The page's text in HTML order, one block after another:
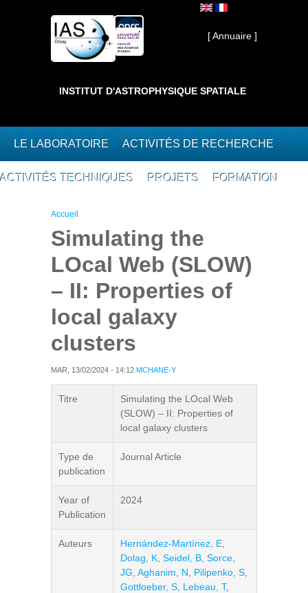
Interne ]
[ Annuaire ]
INSTITUT D'ASTROPHYSIQUE SPATIALE
LE LABORATOIRE ACTIVITÉS DE RECHERCHE
ACTIVITÉS TECHNIQUES PROJETS FORMATION
Vous êtes ici
Accueil
Simulating the
LOcal Web (SLOW)
– II: Properties of
local galaxy
clusters
MAR, 13/02/2024 - 14:12 MCHANE-Y
Titre
Simulating the LOcal Web
(SLOW) – II: Properties of
local galaxy clusters
Type de
publication
Journal Article
Year of
Publication
2024
Auteurs Hernández-Martínez, E
Dolag, K Seidel, B Sorce,
JG Aghanim, N Pilipenko, S
Gottloeber, S Lebeau, T,